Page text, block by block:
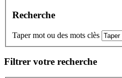
Recherche
Taper mot ou des mots clès
Filtrer votre recherche